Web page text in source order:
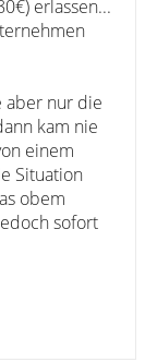
erlassen...
aber nur die
kam nie
einem
Situation
obem
sofort